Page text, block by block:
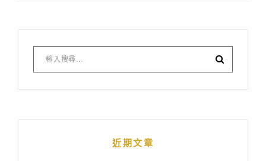
近期文章